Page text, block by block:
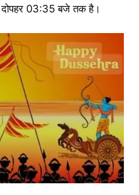
दोपहर 03:35 बजे तक है।